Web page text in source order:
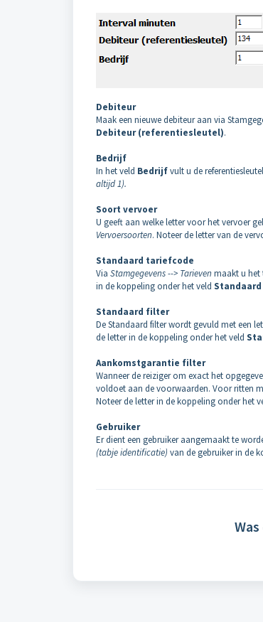
Debiteur
Maak een nieuwe debiteur aan via
Debiteur (referentiesleutel).
Bedrijf
In het veld Bedrijfvult u de
altijd 1).
Soort vervoer
U geeft aan welke letter voor het vervoer
Vervoersoorten. Noteer de letter van de
Standaard tariefcode
Via Stamgegevens --> Tarieven maakt u het
in de koppeling onder het veld
Standaard filter
De Standaard filter wordt gevuld met een
de letter in de koppeling onder het veld
Aankomstgarantie filter
Wanneer de reiziger om exact het
voldoet aan de voorwaarden. Voor ritten
Noteer de letter in de koppeling onder het
Gebruiker
Er dient een gebruiker aangemaakt te
(tabje identificatie) van de gebruiker in de